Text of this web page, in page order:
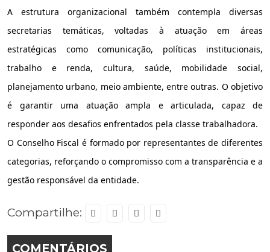
A estrutura organizacional também contempla diversas
secretarias temáticas, voltadas à atuação em áreas
estratégicas como comunicação, políticas institucionais,
trabalho e renda, cultura, saúde, mobilidade social,
planejamento urbano, meio ambiente, entre outras. O objetivo
é garantir uma atuação ampla e articulada, capaz de
responder aos desafios enfrentados pela classe trabalhadora.
O Conselho Fiscal é formado por representantes de diferentes
categorias, reforçando o compromisso com a transparência e a
gestão responsável da entidade.
Compartilhe:
COMENTÁRIOS